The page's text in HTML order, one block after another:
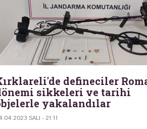
defineciler
sikkeleri ve tarihi
yakalandılar
SALI - 21:11